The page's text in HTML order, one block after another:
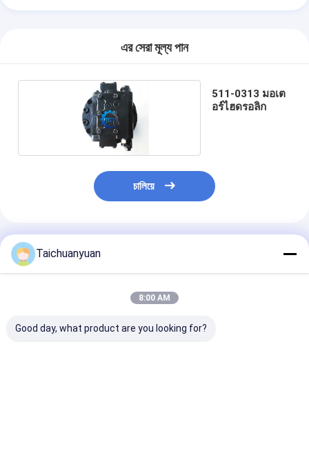
এর সেরা মূল্য পান
511-0313 มอเต
อร์ไฮดรอลิก
চালিয়ে
แนะนำผลิตภัณฑ์
Taichuanyuan
8:00 AM
Good day, what product are you looking for?